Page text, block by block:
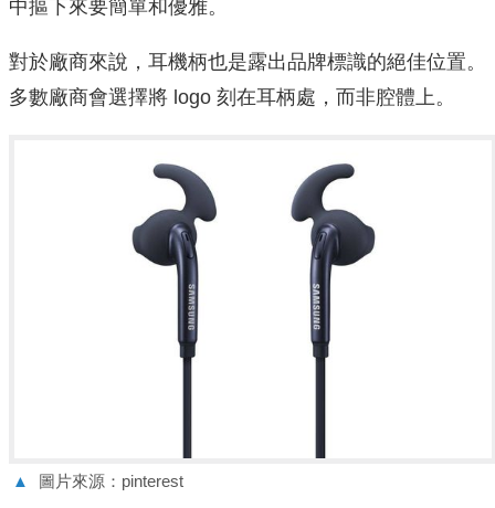
中摳下來要簡單和優雅。
對於廠商來說，耳機柄也是露出品牌標識的絕佳位置。
多數廠商會選擇將 logo 刻在耳柄處，而非腔體上。
▲ 圖片來源：pinterest